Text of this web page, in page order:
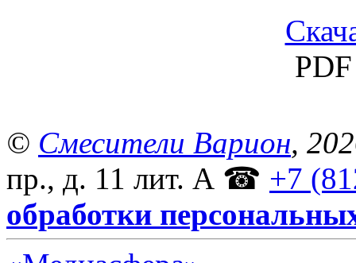
© Смесители Варион,
пр., д. 11 лит. А ☎ +7
обработки